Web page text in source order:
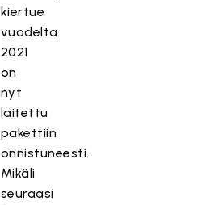
kiertue
vuodelta
2021
on
nyt
laitettu
pakettiin
onnistuneesti.
Mikäli
seuraasi